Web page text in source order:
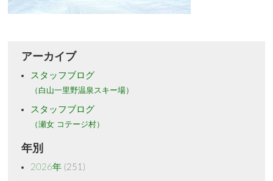
アーカイブ
スタッフブログ
（白山一里野温泉スキー場）
スタッフブログ
（瀬女 コテージ村）
年別
2026年(251)